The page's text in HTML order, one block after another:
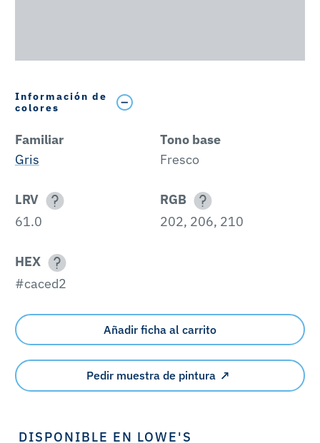
Información de
colores
Familiar
Gris
Tono base
Fresco
LRV
61.0
RGB
202, 206, 210
HEX
#caced2
Añadir ficha al carrito
Pedir muestra de pintura
DISPONIBLE EN LOWE'S